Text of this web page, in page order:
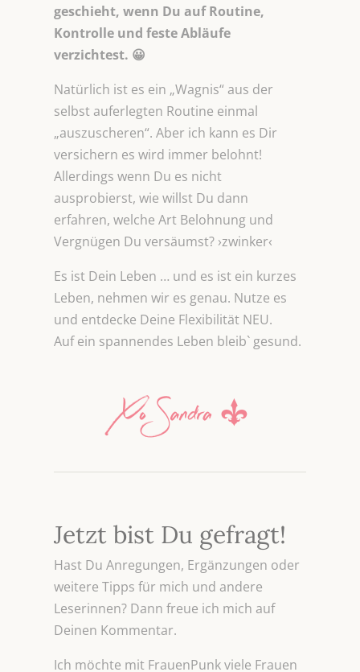
geschieht, wenn Du auf Routine,
Kontrolle und feste Abläufe
verzichtest. 😀
Natürlich ist es ein „Wagnis“ aus der
selbst auferlegten Routine einmal
„auszuscheren“. Aber ich kann es Dir
versichern es wird immer belohnt!
Allerdings wenn Du es nicht
ausprobierst, wie willst Du dann
erfahren, welche Art Belohnung und
Vergnügen Du versäumst? ›zwinker‹
Es ist Dein Leben … und es ist ein kurzes
Leben, nehmen wir es genau. Nutze es
und entdecke Deine Flexibilität NEU.
Auf ein spannendes Leben bleib` gesund.
Jetzt bist Du gefragt!
Hast Du Anregungen, Ergänzungen oder
weitere Tipps für mich und andere
Leserinnen? Dann freue ich mich auf
Deinen Kommentar.
Ich möchte mit FrauenPunk viele Frauen